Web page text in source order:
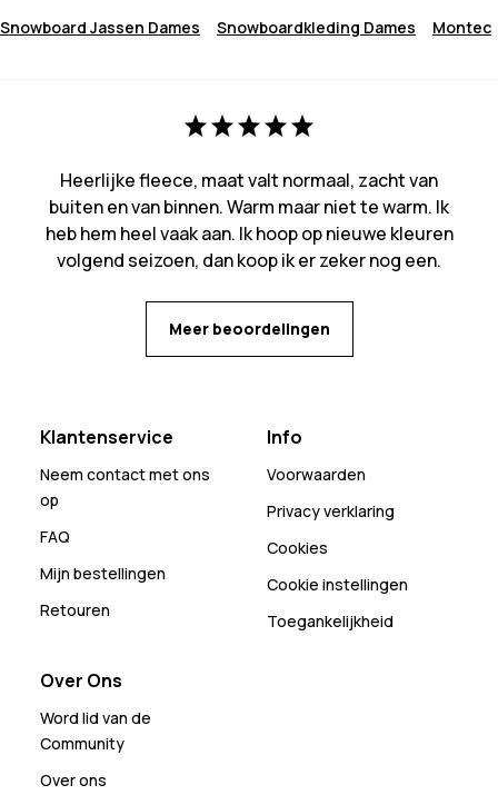
Snowboard Jassen Dames Snowboardkleding Dames Montec
Heerlijke fleece, maat valt normaal, zacht van
buiten en van binnen. Warm maar niet te warm. Ik
heb hem heel vaak aan. Ik hoop op nieuwe kleuren
volgend seizoen, dan koop ik er zeker nog een.
Meer beoordelingen
Klantenservice
Neem contact met ons
op
FAQ
Mijn bestellingen
Retouren
Info
Voorwaarden
Privacy verklaring
Cookies
Cookie instellingen
Toegankelijkheid
Over Ons
Word lid van de
Community
Over ons